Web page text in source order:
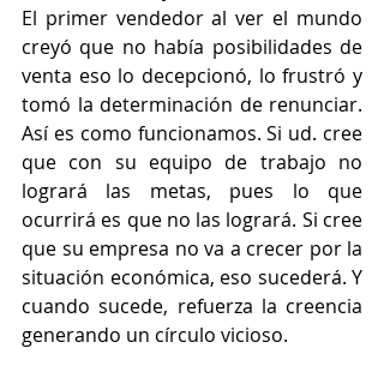
El primer vendedor al ver el mundo
creyó que no había posibilidades de
venta eso lo decepcionó, lo frustró y
tomó la determinación de renunciar.
Así es como funcionamos. Si ud. cree
que con su equipo de trabajo no
logrará las metas, pues lo que
ocurrirá es que no las logrará. Si cree
que su empresa no va a crecer por la
situación económica, eso sucederá. Y
cuando sucede, refuerza la creencia
generando un círculo vicioso.